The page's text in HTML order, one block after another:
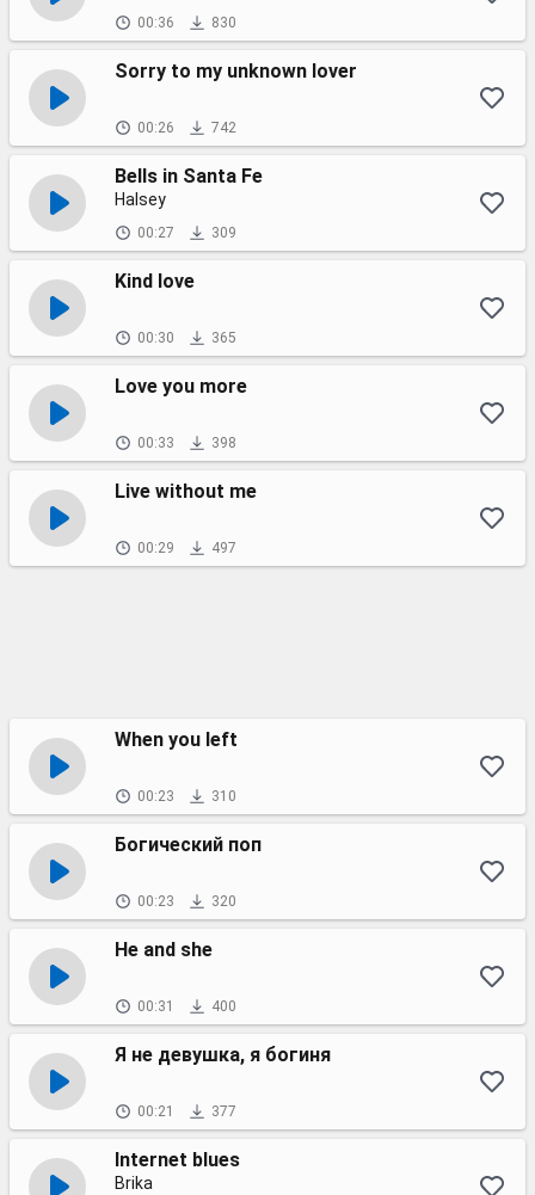
00:36 830
Sorry to my unknown lover
00:26 742
Bells in Santa Fe
Halsey
00:27 309
Kind love
00:30 365
Love you more
00:33 398
Live without me
00:29 497
When you left
00:23 310
Богический поп
00:23 320
He and she
00:31 400
Я не девушка, я богиня
00:21 377
Internet blues
Brika